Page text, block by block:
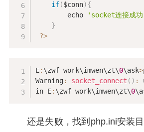
if($conn){
        echo
'socket连接成
}
?>
E: \zwf work\imwen\zt\0\ask>
Warning: socket_connect ( ) :
in E: \zwf work\imwen\zt\0
还是失败，找到php.ini安装